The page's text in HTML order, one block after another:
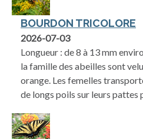
BOURDON TRICOLORE
2026-07-03
Longueur : de 8 à 13 mm
la famille des abeilles sont
orange. Les femelles
de longs poils sur leurs pattes